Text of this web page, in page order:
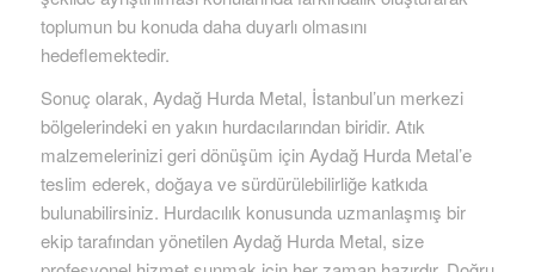
toplumun bu konuda daha duyarlı olmasını
hedeflemektedir.
Sonuç olarak, Aydağ Hurda Metal, İstanbul’un merkezi
bölgelerindeki en yakın hurdacılarından biridir. Atık
malzemelerinizi geri dönüşüm için Aydağ Hurda Metal’e
teslim ederek, doğaya ve sürdürülebilirliğe katkıda
bulunabilirsiniz. Hurdacılık konusunda uzmanlaşmış bir
ekip tarafından yönetilen Aydağ Hurda Metal, size